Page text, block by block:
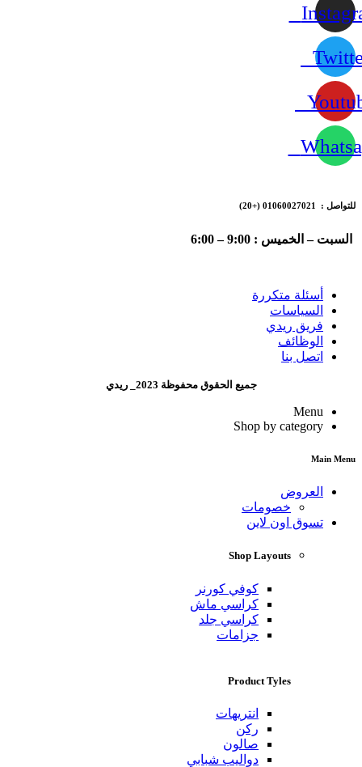
للتواصل : 01060027021 (+20)
السبت – الخميس : 9:00 – 6:00
أسئلة متكررة
السياسات
فريق ريدي
الوظائف
اتصل بنا
جميع الحقوق محفوظة 2023_ ريدي
Menu
Shop by category
Main Menu
العروض
خصومات
تسوق اون لاين
Shop Layouts
كوفي كورنر
كراسي ماش
كراسي جلد
جزامات
Product Tyles
انتريهات
ركن
صالون
دواليب شبابي